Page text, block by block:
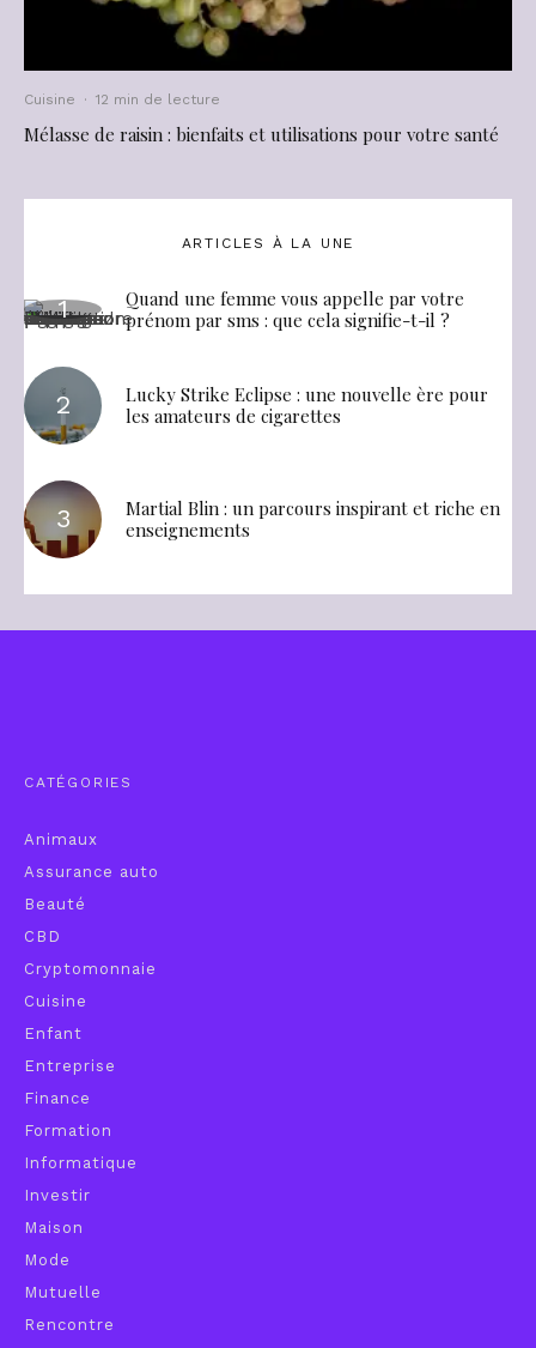
Cuisine · 12 min de lecture
Mélasse de raisin : bienfaits et utilisations pour votre santé
ARTICLES À LA UNE
Quand une femme vous appelle par votre
prénom par sms : que cela signifie-t-il ?
Lucky Strike Eclipse : une nouvelle ère pour
les amateurs de cigarettes
Martial Blin : un parcours inspirant et riche en
enseignements
CATÉGORIES
Animaux
Assurance auto
Beauté
CBD
Cryptomonnaie
Cuisine
Enfant
Entreprise
Finance
Formation
Informatique
Investir
Maison
Mode
Mutuelle
Rencontre